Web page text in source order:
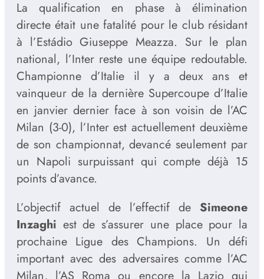
La qualification en phase à élimination
directe était une fatalité pour le club résidant
à l’Estádio Giuseppe Meazza. Sur le plan
national, l’Inter reste une équipe redoutable.
Championne d’Italie il y a deux ans et
vainqueur de la dernière Supercoupe d’Italie
en janvier dernier face à son voisin de l’AC
Milan (3-0), l’Inter est actuellement deuxième
de son championnat, devancé seulement par
un Napoli surpuissant qui compte déjà 15
points d’avance.
L’objectif actuel de l’effectif de Simeone
Inzaghi est de s’assurer une place pour la
prochaine Ligue des Champions. Un défi
important avec des adversaires comme l’AC